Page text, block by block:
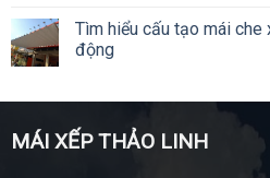
Tìm hiểu cấu tạo mái
động
MÁI XẾP THẢO LINH